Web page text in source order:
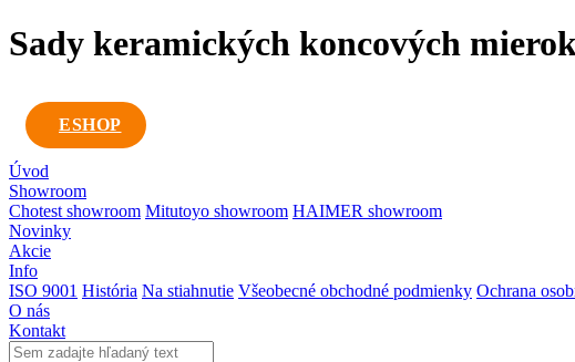
Sady keramických koncových
ESHOP
Úvod
Showroom
Chotest showroom Mitutoyo showroom HAIMER showroom
Novinky
Akcie
Info
ISO 9001 História Na stiahnutie Všeobecné obchodné podmienky Ochrana
O nás
Kontakt